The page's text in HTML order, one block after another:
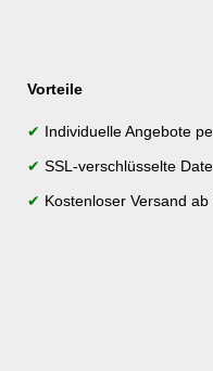
Vorteile
✔ Individuelle Angebote
✔ SSL-verschlüsselte
✔ Kostenloser Versand